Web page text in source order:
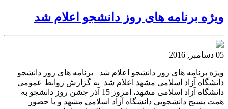
ویژه برنامه های روز دانشجو اعلام شد
05 دسامبر, 2016
ویژه برنامه های روز دانشجو اعلام شد برنامه های روز دانشجو
دانشگاه آزاد اسلامی مشهد اعلام شد به گزارش روابط عمومی
دانشگاه آزاد اسلامی مشهد، امروز 15 آذر جشن روز دانشجو به
همت بسیج دانشجویی دانشگاه آزاد اسلامی مشهد و با حضور